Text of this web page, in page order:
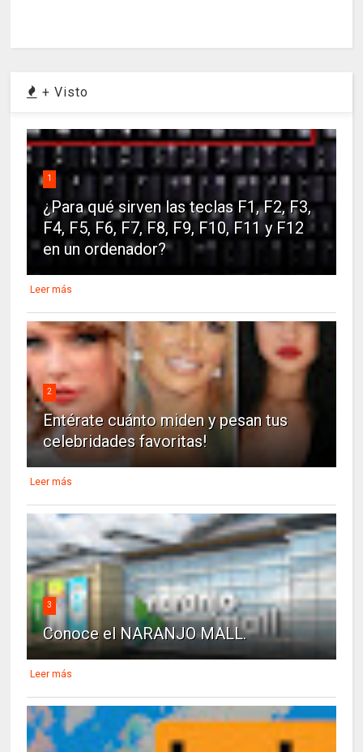
+ Visto
1
¿Para qué sirven las teclas F1, F2, F3,
F4, F5, F6, F7, F8, F9, F10, F11 y F12
en un ordenador?
Leer más
2
Entérate cuánto miden y pesan tus
celebridades favoritas!
Leer más
3
Conoce el NARANJO MALL.
Leer más